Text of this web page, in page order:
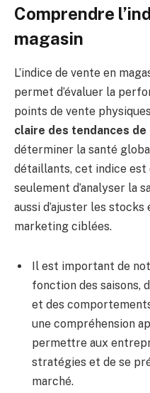
Comprendre
magasin
L’indice de vente en
permet d’évaluer la
points de vente
claire des tendances de
déterminer la santé
détaillants, cet indice
seulement d’analyser la
aussi d’ajuster les
marketing ciblées.
Il est important de
fonction des saisons,
et des
une compréhension
permettre aux
stratégies et de se
marché.